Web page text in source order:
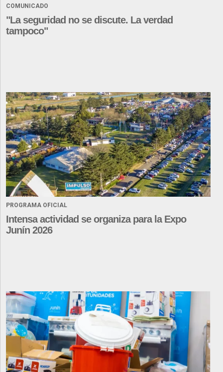
COMUNICADO
"La seguridad no se discute. La verdad
tampoco"
PROGRAMA OFICIAL
Intensa actividad se organiza para la Expo
Junín 2026